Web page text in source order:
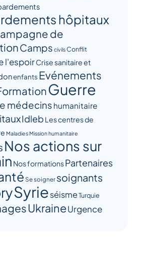
hôpitaux
de
Camps civilsConflit
l'espoirCrise sanitaire et
enfants Evénements
Guerre
médecins humanitaire
Idleb Les centres de
Maladies Mission humanitaire
Nos actions sur
Nos formationsPartenaires
Se soigner soignants
SyrieséismeTurquie
UkraineUrgence